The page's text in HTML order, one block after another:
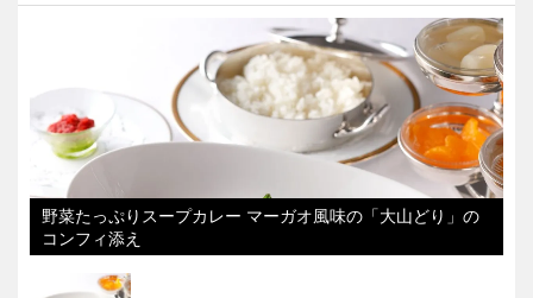
野菜たっぷりスープカレー マーガオ風味の「大山どり」の
コンフィ添え